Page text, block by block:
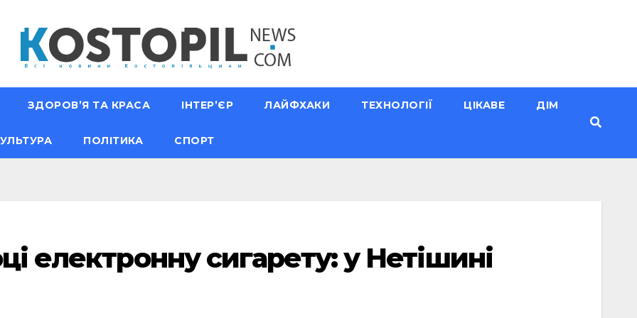
ЗДОРОВ’Я ТА КРАСА ІНТЕР’ЄР ЛАЙФХАКИ ТЕХНОЛОГІЇ ЦІКАВЕ ДІМ
ПОЛІТИКА СПОРТ
електронну сигарету: у Нетішині